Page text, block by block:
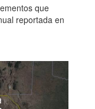
que
reportada en